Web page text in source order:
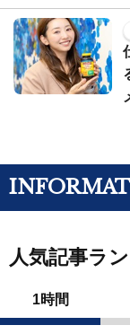
人気記事ラ
1時間